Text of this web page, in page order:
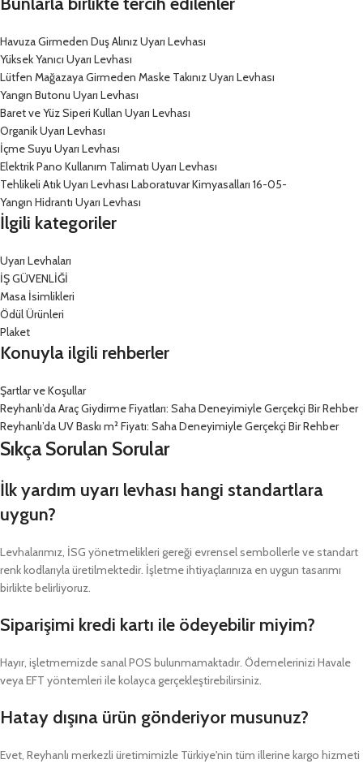
Havuza Girmeden Duş Alınız Uyarı Levhası
Yüksek Yanıcı Uyarı Levhası
Lütfen Mağazaya Girmeden Maske Takınız Uyarı Levhası
Yangın Butonu Uyarı Levhası
Baret ve Yüz Siperi Kullan Uyarı Levhası
Organik Uyarı Levhası
İçme Suyu Uyarı Levhası
Elektrik Pano Kullanım Talimatı Uyarı Levhası
Tehlikeli Atık Uyarı Levhası Laboratuvar Kimyasalları 16-05-
Yangın Hidrantı Uyarı Levhası
İlgili kategoriler
Uyarı Levhaları
İŞ GÜVENLİĞİ
Masa İsimlikleri
Ödül Ürünleri
Plaket
Konuyla ilgili rehberler
Şartlar ve Koşullar
Reyhanlı’da Araç Giydirme Fiyatları: Saha Deneyimiyle Gerçekçi Bir Rehber
Reyhanlı’da UV Baskı m² Fiyatı: Saha Deneyimiyle Gerçekçi Bir Rehber
Sıkça Sorulan Sorular
İlk yardım uyarı levhası hangi standartlara
uygun?
Levhalarımız, İSG yönetmelikleri gereği evrensel sembollerle ve standart
renk kodlarıyla üretilmektedir. İşletme ihtiyaçlarınıza en uygun tasarımı
birlikte belirliyoruz.
Siparişimi kredi kartı ile ödeyebilir miyim?
Hayır, işletmemizde sanal POS bulunmamaktadır. Ödemelerinizi Havale
veya EFT yöntemleri ile kolayca gerçekleştirebilirsiniz.
Hatay dışına ürün gönderiyor musunuz?
Evet, Reyhanlı merkezli üretimimizle Türkiye'nin tüm illerine kargo hizmeti